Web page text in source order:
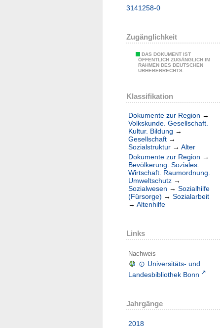
3141258-0
Zugänglichkeit
DAS DOKUMENT IST
ÖFFENTLICH ZUGÄNGLICH IM
RAHMEN DES DEUTSCHEN
URHEBERRECHTS.
Klassifikation
Dokumente zur Region →
Volkskunde. Gesellschaft.
Kultur. Bildung →
Gesellschaft →
Sozialstruktur → Alter
Dokumente zur Region →
Bevölkerung. Soziales.
Wirtschaft. Raumordnung.
Umweltschutz →
Sozialwesen → Sozialhilfe
(Fürsorge) → Sozialarbeit
→ Altenhilfe
Links
Nachweis
Universitäts- und
Landesbibliothek Bonn
Jahrgänge
2018